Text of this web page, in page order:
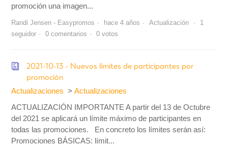
promoción una imagen...
Randi Jensen - Easypromos hace 4 años Actualización
1
seguidor
0 comentarios 0 votos
2021-10-13 - Nuevos límites de participantes por
promoción
Actualizaciones
Actualizaciones
ACTUALIZACIÓN IMPORTANTE A partir del 13 de Octubre
del 2021 se aplicará un límite máximo de participantes en
todas las promociones. En concreto los límites serán así:
Promociones BÁSICAS: límit...